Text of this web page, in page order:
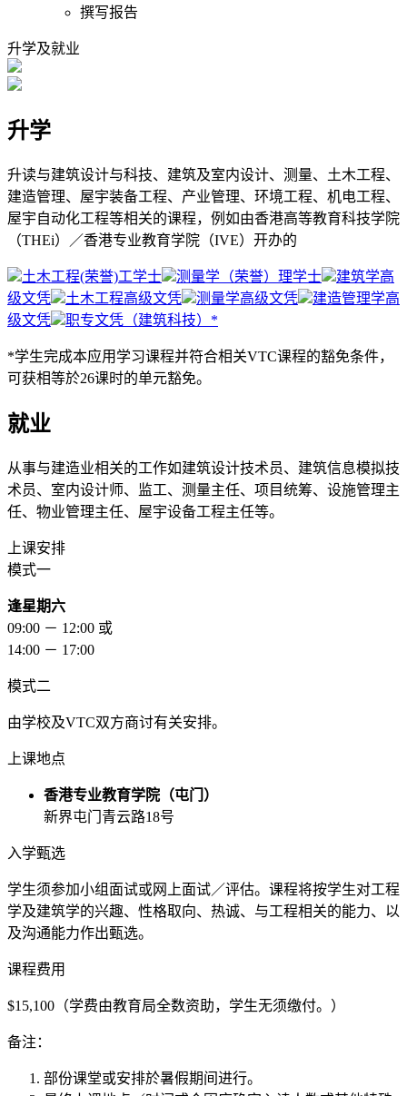
撰写报告
升学及就业
升学
升读与建筑设计与科技、建筑及室内设计、测量、土木工程、
建造管理、屋宇装备工程、产业管理、环境工程、机电工程、
屋宇自动化工程等相关的课程，例如由香港高等教育科技学院
（THEi）／香港专业教育学院（IVE）开办的
土木工程(荣誉)工学士 测量学（荣誉）理学士
建筑学高
级文凭
土木工程高级文凭 测量学高级文凭
建造管理学高
级文凭
职专文凭（建筑科技）*
*学生完成本应用学习课程并符合相关VTC课程的豁免条件，
可获相等於26课时的单元豁免。
就业
从事与建造业相关的工作如建筑设计技术员、建筑信息模拟技
术员、室内设计师、监工、测量主任、项目统筹、设施管理主
任、物业管理主任、屋宇设备工程主任等。
上课安排
模式一
逢星期六
09:00 － 12:00 或
14:00 － 17:00
模式二
由学校及VTC双方商讨有关安排。
上课地点
香港专业教育学院（屯门）
新界屯门青云路18号
入学甄选
学生须参加小组面试或网上面试／评估。课程将按学生对工程
学及建筑学的兴趣、性格取向、热诚、与工程相关的能力、以
及沟通能力作出甄选。
课程费用
$15,100（学费由教育局全数资助，学生无须缴付。）
备注：
部份课堂或安排於暑假期间进行。